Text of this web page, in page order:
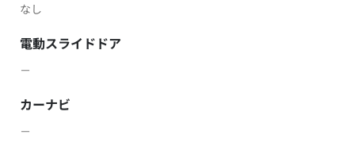
なし
電動スライドドア
－
カーナビ
－